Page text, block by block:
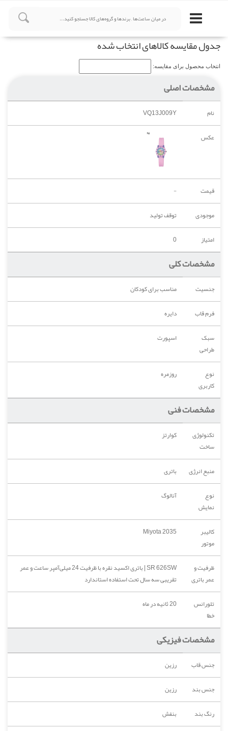
جدول مقایسه کالاهای انتخاب شده
انتخاب محصول برای مقایسه:
مشخصات اصلی
نام
VQ13J009Y
عکس
قیمت
-
موجودی
توقف تولید
امتیاز
0
مشخصات کلی
جنسیت
مناسب برای کودکان
فرم قاب
دایره
سبک
طراحی
اسپورت
نوع
کاربری
روزمره
مشخصات فنی
تکنولوژی
ساخت
کوارتز
منبع انرژی
باتری
نوع
نمایش
آنالوگ
کالیبر
موتور
Miyota 2035
ظرفیت و
عمر باتری
SR 626SW | باتری اکسید نقره با ظرفیت 24 میلی‌آمپر ساعت و عمر
تقریبی سه سال تحت استفاده استاندارد
تلورانس
خطا
20 ثانیه در ماه
مشخصات فیزیکی
جنس قاب
رزین
جنس بند
رزین
رنگ بند
بنفش